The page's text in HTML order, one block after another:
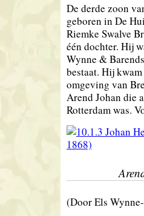
De derde zoon
geboren in De
Riemke Swalve
één dochter. Hij
Wynne &
bestaat. Hij
omgeving van
Arend Johan die
Rotterdam was.
(Door Els